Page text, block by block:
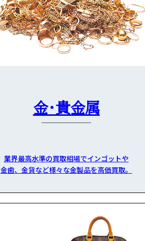
金・貴金属
業界最高水準の買取相場でインゴットや
金歯、金貨など様々な金製品を高価買取。